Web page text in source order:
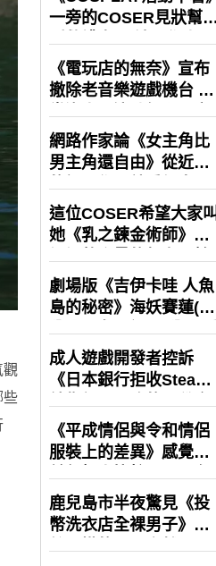
觀
些